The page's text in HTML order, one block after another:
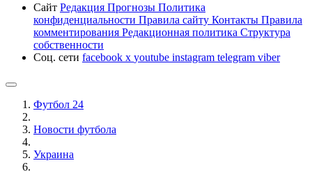
Сайт Редакция Прогнозы Политика
конфиденциальности Правила сайту Контакты Правила
комментирования Редакционная политика Структура
собственности
Соц. сети facebook x youtube instagram telegram viber
Футбол 24
Новости футбола
Украина